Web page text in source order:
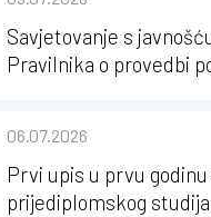
Savjetovanje s
Pravilnika o provedbi
Strossmayera u Osijeku
06.07.2026
Prvi upis u prvu
prijediplomskog